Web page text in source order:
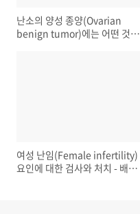
난소의 양성 종양(Ovarian
benign tumor)에는 어떤 것들
여성 난임(Female infertility)
요인에 대한 검사와 처치 - 배란